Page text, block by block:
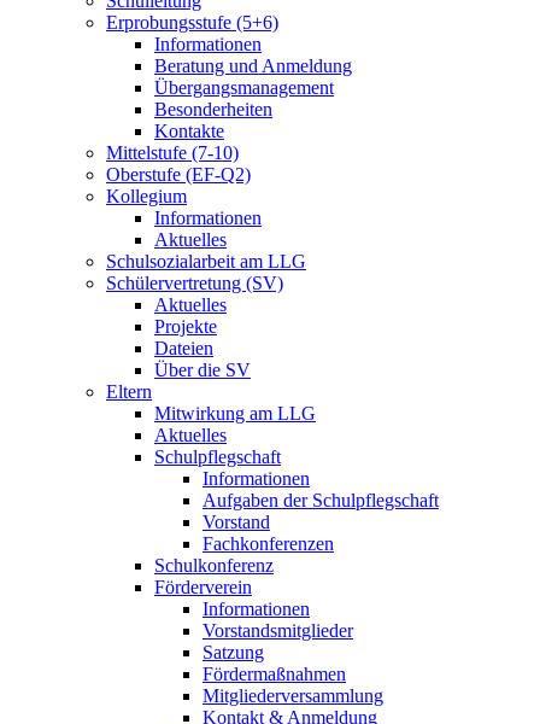
Erprobungsstufe (5+6)
Informationen
Beratung und Anmeldung
Übergangsmanagement
Besonderheiten
Kontakte
Mittelstufe (7-10)
Oberstufe (EF-Q2)
Kollegium
Informationen
Aktuelles
Schulsozialarbeit am LLG
Schülervertretung (SV)
Aktuelles
Projekte
Dateien
Über die SV
Eltern
Mitwirkung am LLG
Aktuelles
Schulpflegschaft
Informationen
Aufgaben der Schulpflegschaft
Vorstand
Fachkonferenzen
Schulkonferenz
Förderverein
Informationen
Vorstandsmitglieder
Satzung
Fördermaßnahmen
Mitgliederversammlung
Kontakt & Anmeldung